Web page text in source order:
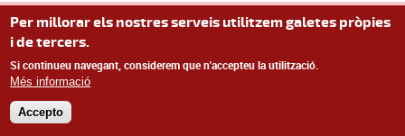
Per millorar els nostres serveis utilitzem galetes pròpies
i de tercers.
Si continueu navegant, considerem que n'accepteu la utilització.
Més informació
Accepto